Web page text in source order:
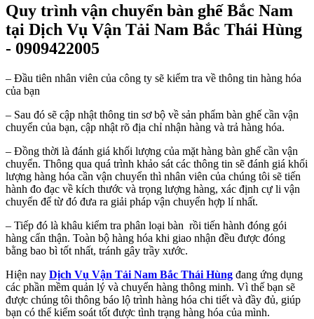
Quy trình vận chuyển bàn ghế Bắc Nam
tại Dịch Vụ Vận Tải Nam Bắc Thái Hùng
- 0909422005
– Đầu tiên nhân viên của công ty sẽ kiểm tra về thông tin hàng hóa
của bạn
– Sau đó sẽ cập nhật thông tin sơ bộ về sản phẩm bàn ghế cần vận
chuyển của bạn, cập nhật rõ địa chỉ nhận hàng và trả hàng hóa.
– Đồng thời là đánh giá khối lượng của mặt hàng bàn ghế cần vận
chuyển. Thông qua quá trình khảo sát các thông tin sẽ đánh giá khối
lượng hàng hóa cần vận chuyển thì nhân viên của chúng tôi sẽ tiến
hành đo đạc về kích thước và trọng lượng hàng, xác định cự li vận
chuyển để từ đó đưa ra giải pháp vận chuyển hợp lí nhất.
– Tiếp đó là khâu kiểm tra phân loại bàn rồi tiến hành đóng gói
hàng cẩn thận. Toàn bộ hàng hóa khi giao nhận đều được đóng
bằng bao bì tốt nhất, tránh gây trầy xước.
Hiện nay Dịch Vụ Vận Tải Nam Bắc Thái Hùng đang ứng dụng
các phần mềm quản lý và chuyển hàng thông minh. Vì thế bạn sẽ
được chúng tôi thông báo lộ trình hàng hóa chi tiết và đầy đủ, giúp
bạn có thể kiểm soát tốt được tình trạng hàng hóa của mình.